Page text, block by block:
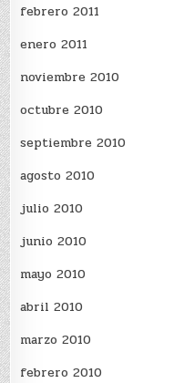
febrero 2011
enero 2011
noviembre 2010
octubre 2010
septiembre 2010
agosto 2010
julio 2010
junio 2010
mayo 2010
abril 2010
marzo 2010
febrero 2010